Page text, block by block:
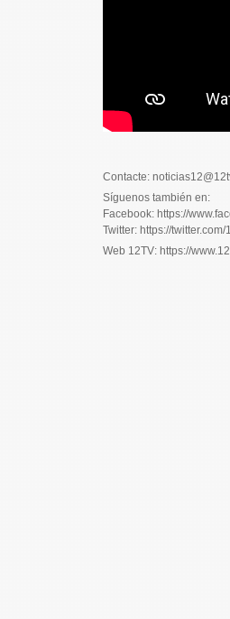
Contacte:
Síguenos también en:
Facebook: https://
Twitter: https://twitter.com/
Web 12TV: https://